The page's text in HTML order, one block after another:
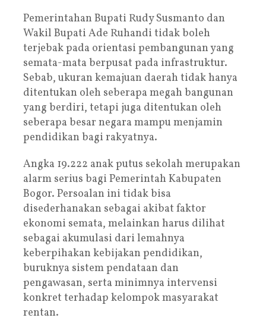
Pemerintahan Bupati Rudy Susmanto dan
Wakil Bupati Ade Ruhandi tidak boleh
terjebak pada orientasi pembangunan yang
semata-mata berpusat pada infrastruktur.
Sebab, ukuran kemajuan daerah tidak hanya
ditentukan oleh seberapa megah bangunan
yang berdiri, tetapi juga ditentukan oleh
seberapa besar negara mampu menjamin
pendidikan bagi rakyatnya.
Angka 19.222 anak putus sekolah merupakan
alarm serius bagi Pemerintah Kabupaten
Bogor. Persoalan ini tidak bisa
disederhanakan sebagai akibat faktor
ekonomi semata, melainkan harus dilihat
sebagai akumulasi dari lemahnya
keberpihakan kebijakan pendidikan,
buruknya sistem pendataan dan
pengawasan, serta minimnya intervensi
konkret terhadap kelompok masyarakat
rentan.